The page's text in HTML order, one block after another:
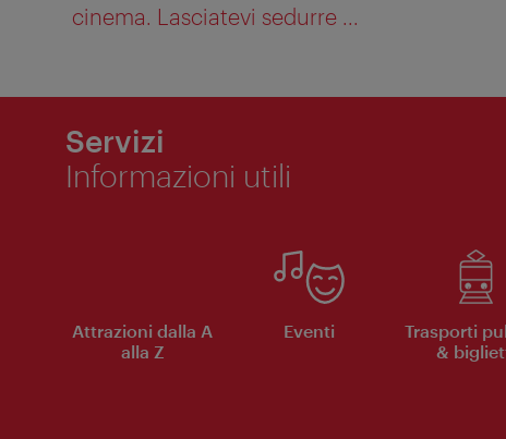
cinema. Lasciatevi sedurre ...
Servizi
Informazioni utili
Attrazioni dalla A
alla Z
Eventi
Trasporti
&